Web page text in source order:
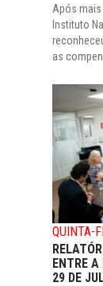
Após
Instituto
as
QUINTA-
ENTRE A
29 DE